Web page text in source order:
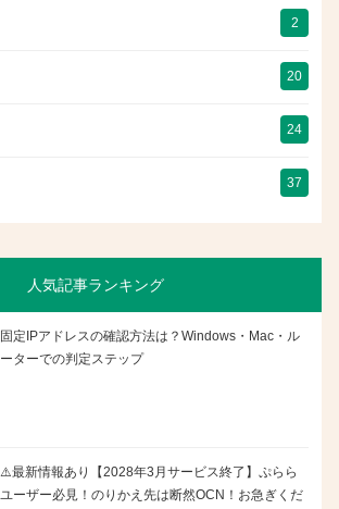
2
20
24
37
人気記事ランキング
固定IPアドレスの確認方法は？Windows・Mac・ル
ーターでの判定ステップ
⚠️最新情報あり【2028年3月サービス終了】ぷらら
ユーザー必見！のりかえ先は断然OCN！お急ぎくだ